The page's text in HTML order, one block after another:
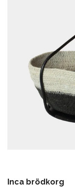
Inca brödkorg